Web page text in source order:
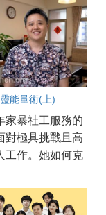
能量術(上)
家暴社工服務的
對極具挑戰且高
工作。她如何克